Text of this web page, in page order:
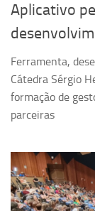
em
Grupos de
Grupo
e
Aplicativo
Ferramenta,
Cátedra Sérgio
formação de
parceiras